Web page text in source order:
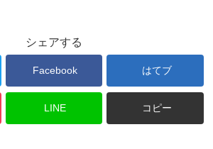
シェアする
Facebook はてブ
LINE コピー